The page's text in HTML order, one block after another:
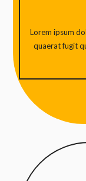
Lorem ipsum
quaerat fugit